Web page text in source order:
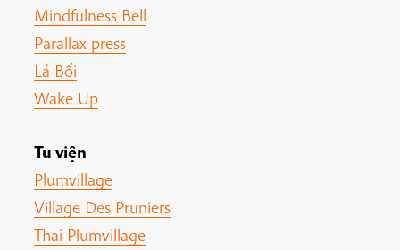
Mindfulness Bell
Parallax press
Lá Bối
Wake Up
Tu viện
Plumvillage
Village Des Pruniers
Thai Plumvillage